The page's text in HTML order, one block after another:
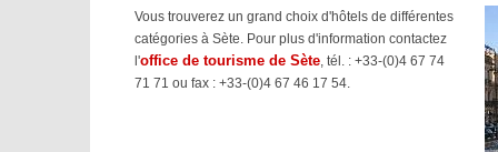
Vous trouverez un grand choix d'hôtels de différentes
catégories à Sète. Pour plus d'information contactez
l'office de tourisme de Sète, tél. : +33-(0)4 67 74
71 71 ou fax : +33-(0)4 67 46 17 54.